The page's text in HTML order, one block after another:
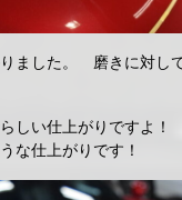
ました。 磨きに対し
い仕上がりですよ！
な仕上がりです！